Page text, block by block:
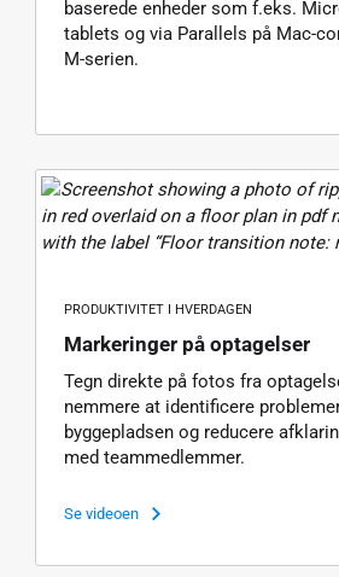
baserede enheder som f.eks.
tablets og via Parallels på Mac-
M-serien.
PRODUKTIVITET I HVERDAGEN
Markeringer på optagelser
Tegn direkte på fotos fra
nemmere at identificere
byggepladsen og reducere
med teammedlemmer.
Se videoen